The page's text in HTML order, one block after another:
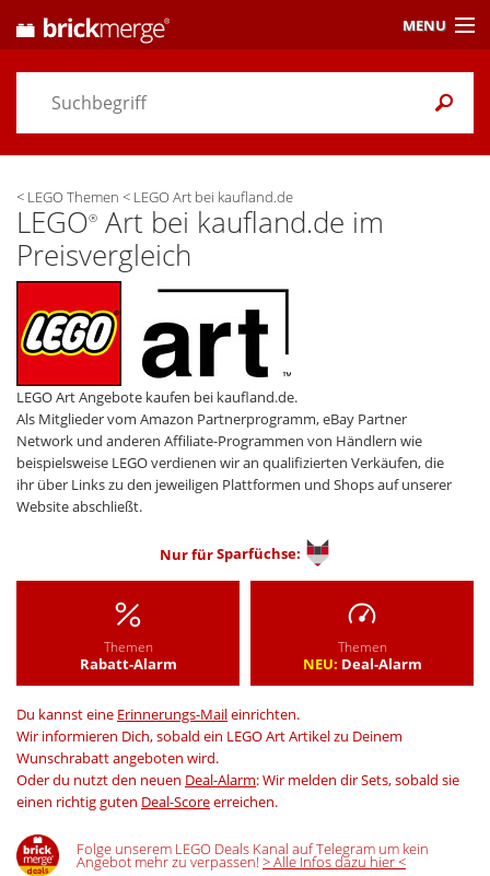
< LEGO Themen < LEGO Art bei kaufland.de
LEGO® Art bei kaufland.de im
Preisvergleich
LEGO Art Angebote kaufen bei kaufland.de.
Als Mitglieder vom Amazon Partnerprogramm, eBay Partner
Network und anderen Affiliate-Programmen von Händlern wie
beispielsweise LEGO verdienen wir an qualifizierten Verkäufen, die
ihr über Links zu den jeweiligen Plattformen und Shops auf unserer
Website abschließt.
Nur fürSparfüchse:
Themen
Rabatt-Alarm
Themen
NEU: Deal-Alarm
Du kannst eine Erinnerungs-Maileinrichten.
Wir informieren Dich, sobald ein LEGO Art Artikel zu Deinem
Wunschrabatt angeboten wird.
Oder du nutzt den neuen Deal-Alarm: Wir melden dir Sets, sobald sie
einen richtig guten Deal-Scoreerreichen.
Folge unserem LEGO Deals Kanal auf Telegram um kein
Angebot mehr zu verpassen! > Alle Infos dazu hier <
MENU
Preisvergleich
Themen/ Händler
Alarme& Wunschlisten